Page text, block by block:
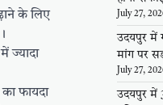
के लिए
ज्यादा
फायदा
July 27,
उदयपुर में
मांग पर
July 27,
उदयपुर में